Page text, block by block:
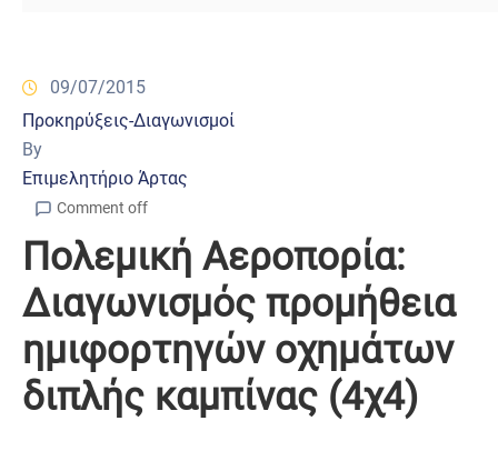
09/07/2015
Προκηρύξεις-Διαγωνισμοί
By
Επιμελητήριο Άρτας
Comment off
Πολεμική Αεροπορία:
Διαγωνισμός προμήθεια
ημιφορτηγών οχημάτων
διπλής καμπίνας (4χ4)